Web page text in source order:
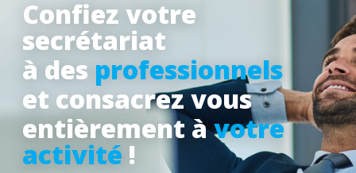
Confiez votre
secrétariat
à des professionnels
et consacrez vous
entièrement àvotre
activité !